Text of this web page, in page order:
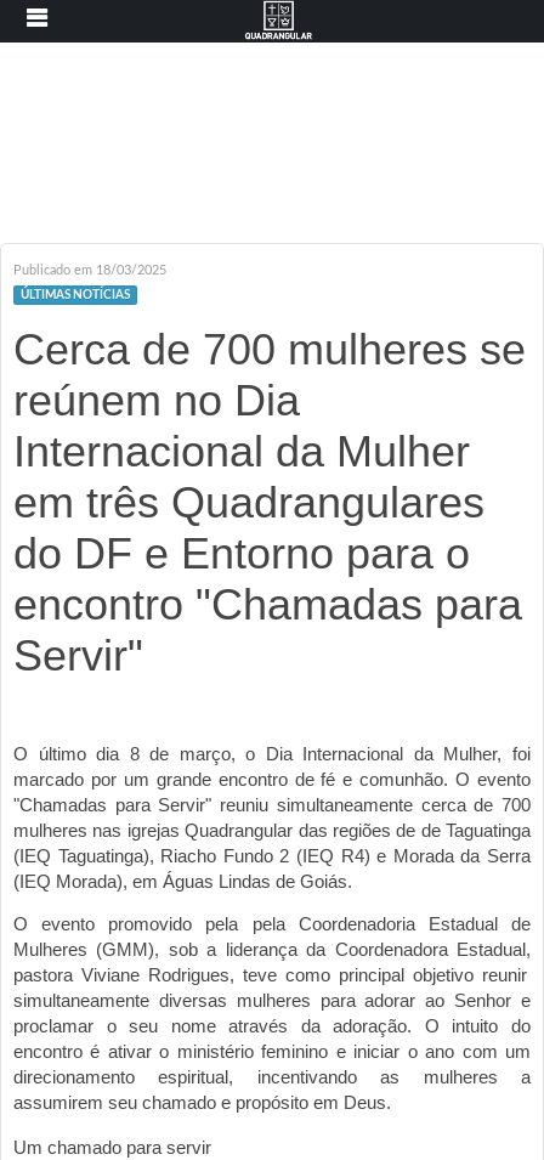
Publicado em 18/03/2025
ÚLTIMAS NOTÍCIAS
Cerca de 700 mulheres se
reúnem no Dia
Internacional da Mulher
em três Quadrangulares
do DF e Entorno para o
encontro "Chamadas para
Servir"
O último dia 8 de março, o Dia Internacional da Mulher, foi
marcado por um grande encontro de fé e comunhão. O evento
"Chamadas para Servir" reuniu simultaneamente cerca de 700
mulheres nas igrejas Quadrangular das regiões de de Taguatinga
(IEQ Taguatinga), Riacho Fundo 2 (IEQ R4) e Morada da Serra
( IEQ Morada), em Águas Lindas de Goiás.
O evento promovido pela pela Coordenadoria Estadual de
Mulheres (GMM), sob a liderança da Coordenadora Estadual,
pastora Viviane Rodrigues, teve como principal objetivo reunir
simultaneamente diversas mulheres paraadorar ao Senhor e
proclamar o seu nome através da adoração. O intuito do
encontroé ativar o ministério feminino e iniciar o ano com um
direcionamento espiritual, incentivando as mulheres a
assumirem seu chamado e propósito em Deus.
Um chamado para servir